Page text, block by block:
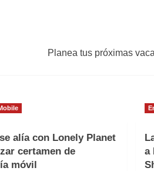
Planea tus próximas
alía con Lonely Planet
certamen de
móvil
a